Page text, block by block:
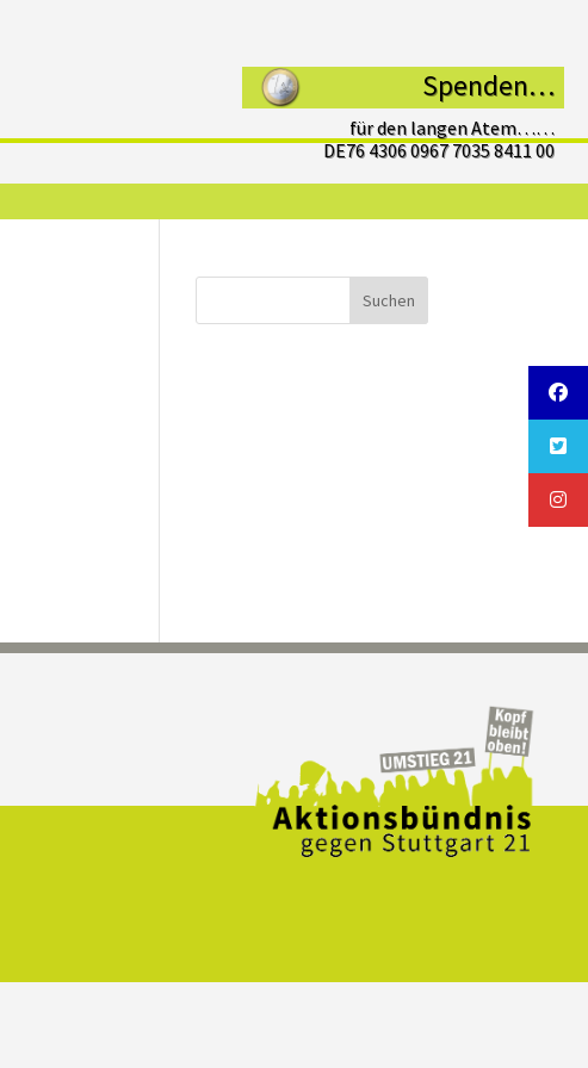
Spenden…
für den langen Atem……
DE76 4306 0967 7035 8411 00
Suchen